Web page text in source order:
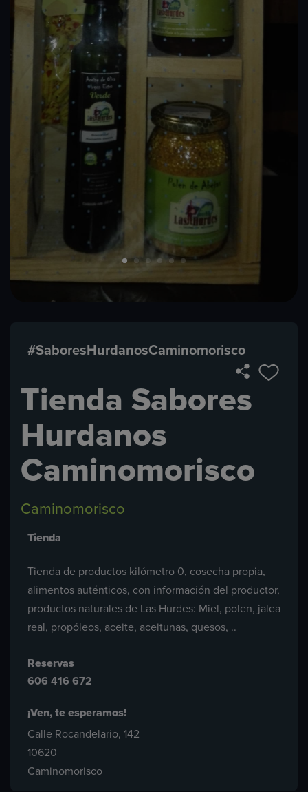
#SaboresHurdanosCaminomorisco
Tienda Sabores
Hurdanos
Caminomorisco
Caminomorisco
Tienda
Tienda de productos kilómetro 0, cosecha propia,
alimentos auténticos, con información del productor,
productos naturales de Las Hurdes: Miel, polen, jalea
real, propóleos, aceite, aceitunas, quesos, ..
Reservas
606 416 672
¡Ven, te esperamos!
Calle Rocandelario, 142
10620
Caminomorisco